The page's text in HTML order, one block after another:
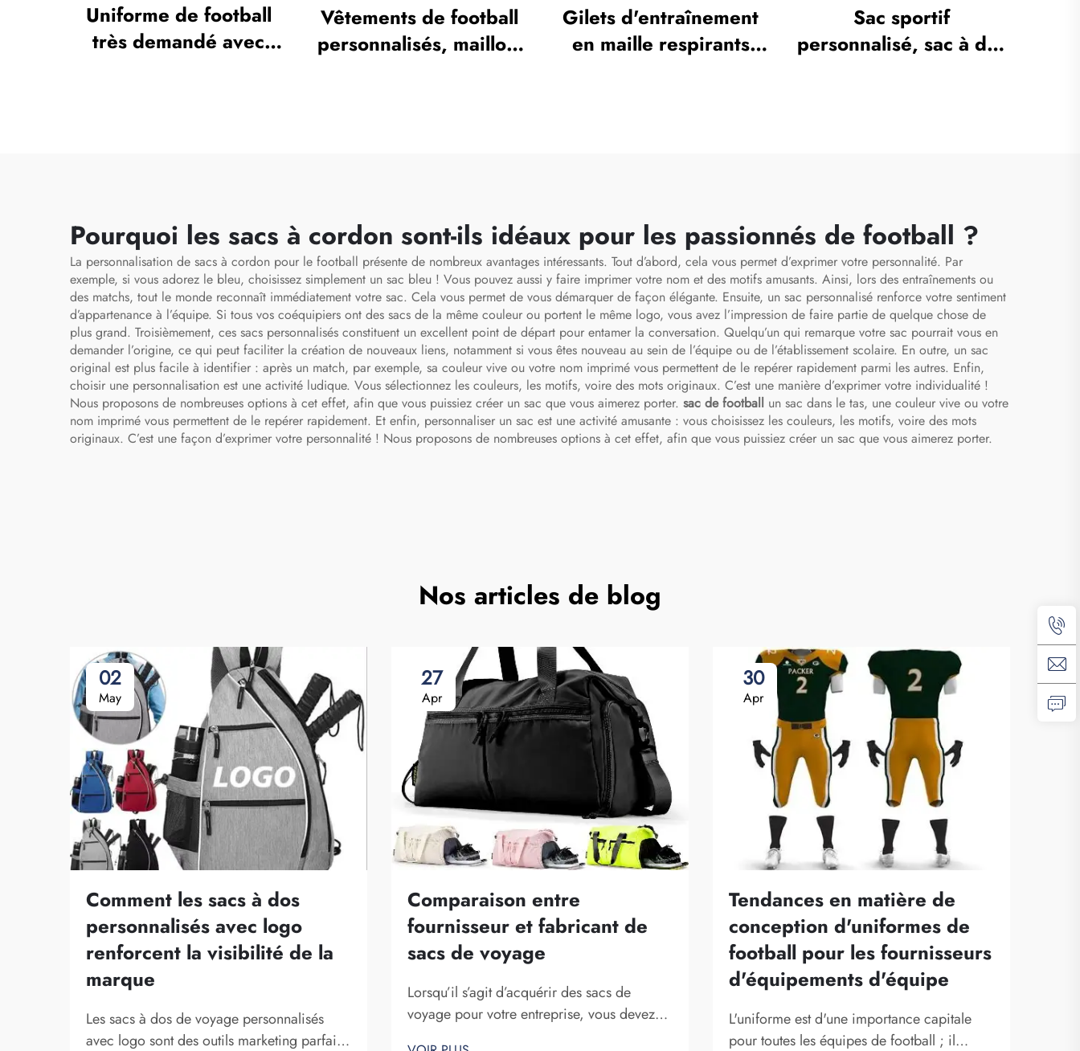
Uniforme de football
très demandé avec
Vêtements de football
personnalisés, maillots
vêtements de football
Gilets d'entraînement
en maille respirants
Sac sportif
personnalisé, sac à dos
sac de tennis et de
basketball
Pourquoi les sacs à cordon sont-ils idéaux pour les passionnés de football ?
La personnalisation de sacs à cordon pour le football présente de nombreux avantages intéressants. Tout d’abord, cela vous permet d’exprimer votre personnalité. Par
exemple, si vous adorez le bleu, choisissez simplement un sac bleu ! Vous pouvez aussi y faire imprimer votre nom et des motifs amusants. Ainsi, lors des entraînements ou
des matchs, tout le monde reconnaît immédiatement votre sac. Cela vous permet de vous démarquer de façon élégante. Ensuite, un sac personnalisé renforce votre sentiment
d’appartenance à l’équipe. Si tous vos coéquipiers ont des sacs de la même couleur ou portent le même logo, vous avez l’impression de faire partie de quelque chose de
plus grand. Troisièmement, ces sacs personnalisés constituent un excellent point de départ pour entamer la conversation. Quelqu’un qui remarque votre sac pourrait vous en
demander l’origine, ce qui peut faciliter la création de nouveaux liens, notamment si vous êtes nouveau au sein de l’équipe ou de l’établissement scolaire. En outre, un sac
original est plus facile à identifier : après un match, par exemple, sa couleur vive ou votre nom imprimé vous permettent de le repérer rapidement parmi les autres. Enfin,
choisir une personnalisation est une activité ludique. Vous sélectionnez les couleurs, les motifs, voire des mots originaux. C’est une manière d’exprimer votre individualité !
Nous proposons de nombreuses options à cet effet, afin que vous puissiez créer un sac que vous aimerez porter. sac de football un sac dans le tas, une couleur vive ou votre
nom imprimé vous permettent de le repérer rapidement. Et enfin, personnaliser un sac est une activité amusante : vous choisissez les couleurs, les motifs, voire des mots
originaux. C’est une façon d’exprimer votre personnalité ! Nous proposons de nombreuses options à cet effet, afin que vous puissiez créer un sac que vous aimerez porter.
Nos articles de blog
02
May
Comment les sacs à dos
personnalisés avec logo
renforcent la visibilité de la
marque
Les sacs à dos de voyage personnalisés
avec logo sont des outils marketing parfaits
27
Apr
Comparaison entre
fournisseur et fabricant de
sacs de voyage
Lorsqu’il s’agit d’acquérir des sacs de
voyage pour votre entreprise, vous devez
30
Apr
Tendances en matière de
conception d'uniformes de
football pour les fournisseurs
d'équipements d'équipe
L'uniforme est d'une importance capitale
pour toutes les équipes de football ; il